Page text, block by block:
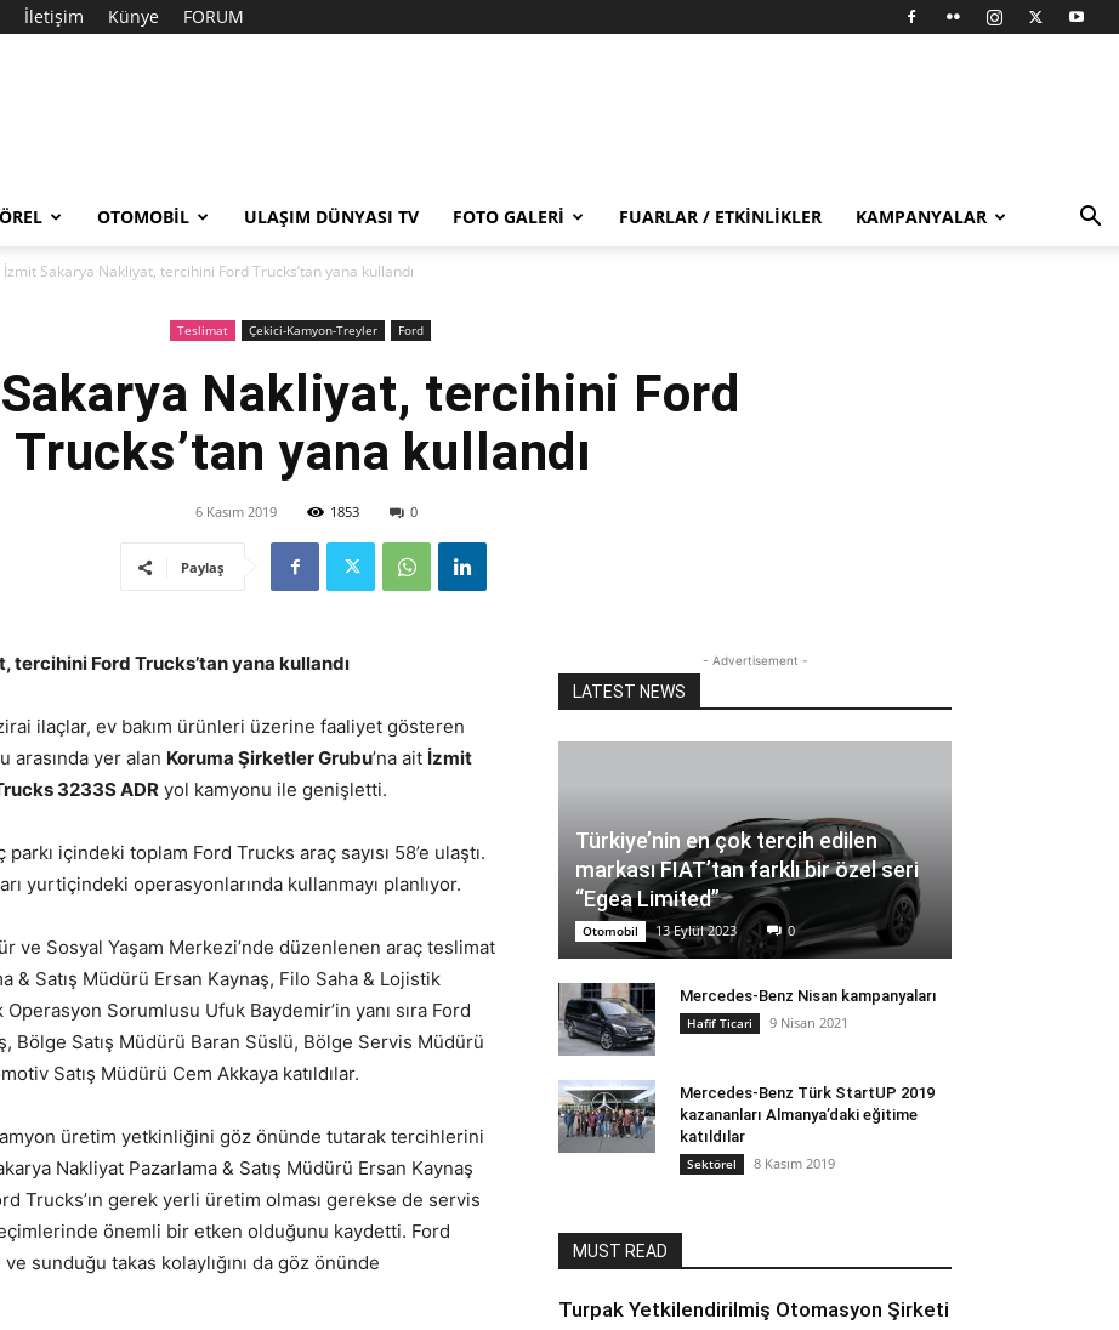
İletişim Künye FORUM
OTOMOBIL ULAŞIM DÜNYASI TV FOTO GALERI FUARLAR / ETKINLIKLER KAMPANYALAR
İzmit Sakarya Nakliyat, tercihini Ford Trucks’tan yana kullandı
Teslimat Çekici-Kamyon-Treyler Ford
Nakliyat, tercihini Ford
Trucks’tan yana kullandı
6 Kasım 2019 1853 0
Paylaş
tercihini Ford Trucks’tan yana kullandı
ilaçlar, ev bakım ürünleri üzerine faaliyet gösteren
arasında yer alan Koruma Şirketler Grubu’na ait İzmit
3233S ADR yol kamyonu ile genişletti.
içindeki toplam Ford Trucks araç sayısı 58’e ulaştı.
yurtiçindeki operasyonlarında kullanmayı planlıyor.
ve Sosyal Yaşam Merkezi’nde düzenlenen araç teslimat
& Satış Müdürü Ersan Kaynaş, Filo Saha & Lojistik
Sorumlusu Ufuk Baydemir’in yanı sıra Ford
Bölge Satış Müdürü Baran Süslü, Bölge Servis Müdürü
Satış Müdürü Cem Akkaya katıldılar.
üretim yetkinliğini göz önünde tutarak tercihlerini
Nakliyat Pazarlama & Satış Müdürü Ersan Kaynaş
Trucks’ın gerek yerli üretim olması gerekse de servis
önemli bir etken olduğunu kaydetti. Ford
sunduğu takas kolaylığını da göz önünde
- Advertisement -
LATEST NEWS
Türkiye’nin en çok tercih edilen
markası FIAT’tan farklı bir özel seri
“Egea Limited”
Otomobil 13 Eylül 2023 0
Mercedes-Benz Nisan kampanyaları
Hafif Ticari 9 Nisan 2021
Mercedes-Benz Türk StartUP 2019
kazananları Almanya’daki eğitime
katıldılar
Sektörel 8 Kasım 2019
MUST READ
Turpak Yetkilendirilmiş Otomasyon Şirketi